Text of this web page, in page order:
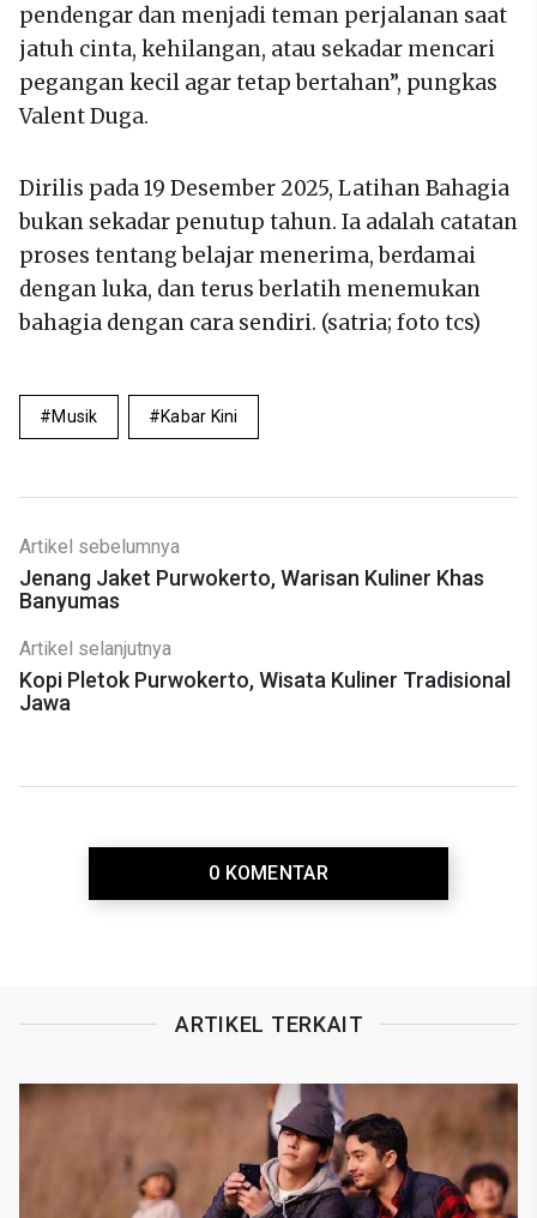
pendengar dan menjadi teman perjalanan saat
jatuh cinta, kehilangan, atau sekadar mencari
pegangan kecil agar tetap bertahan”, pungkas
Valent Duga.
Dirilis pada 19 Desember 2025, Latihan Bahagia
bukan sekadar penutup tahun. Ia adalah catatan
proses tentang belajar menerima, berdamai
dengan luka, dan terus berlatih menemukan
bahagia dengan cara sendiri. (satria; foto tcs)
Musik Kabar Kini
Artikel sebelumnya
Jenang Jaket Purwokerto, Warisan Kuliner Khas
Banyumas
Artikel selanjutnya
Kopi Pletok Purwokerto, Wisata Kuliner Tradisional
Jawa
0 KOMENTAR
ARTIKEL TERKAIT